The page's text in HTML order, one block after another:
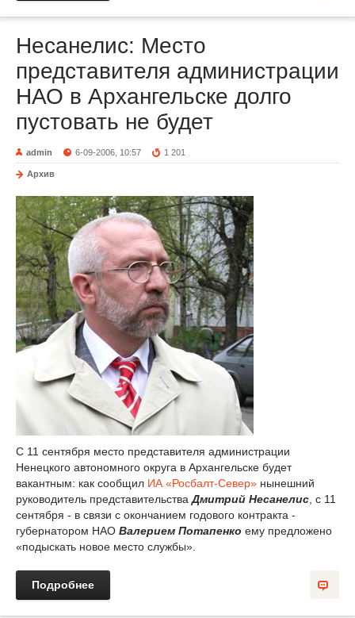
Несанелис: Место
представителя администрации
НАО в Архангельске долго
пустовать не будет
admin 6-09-2006, 10:57 1 201
Архив
С 11 сентября место представителя администрации
Ненецкого автономного округа в Архангельске будет
вакантным: как сообщил ИА «Росбалт-Север» нынешний
руководитель представительстваДмитрий Несанелис , с 11
сентября - в связи с окончанием годового контракта -
губернатором НАО Валерием Потапенко ему предложено
«подыскать новое место службы».
Подробнее